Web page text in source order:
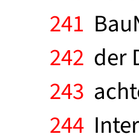
241
242 der
243
244